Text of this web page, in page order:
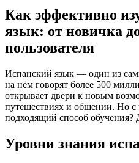
Как эффективно
язык: от новичка
пользователя
Испанский язык — один из
на нём говорят более 500
открывает двери к новым
путешествиях и общении. Но с
подходящий способ обучения?
Уровни знания